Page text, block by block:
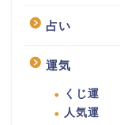
占い
運気
くじ運
人気運